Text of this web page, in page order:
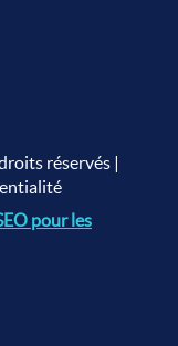
réservés |
pour les